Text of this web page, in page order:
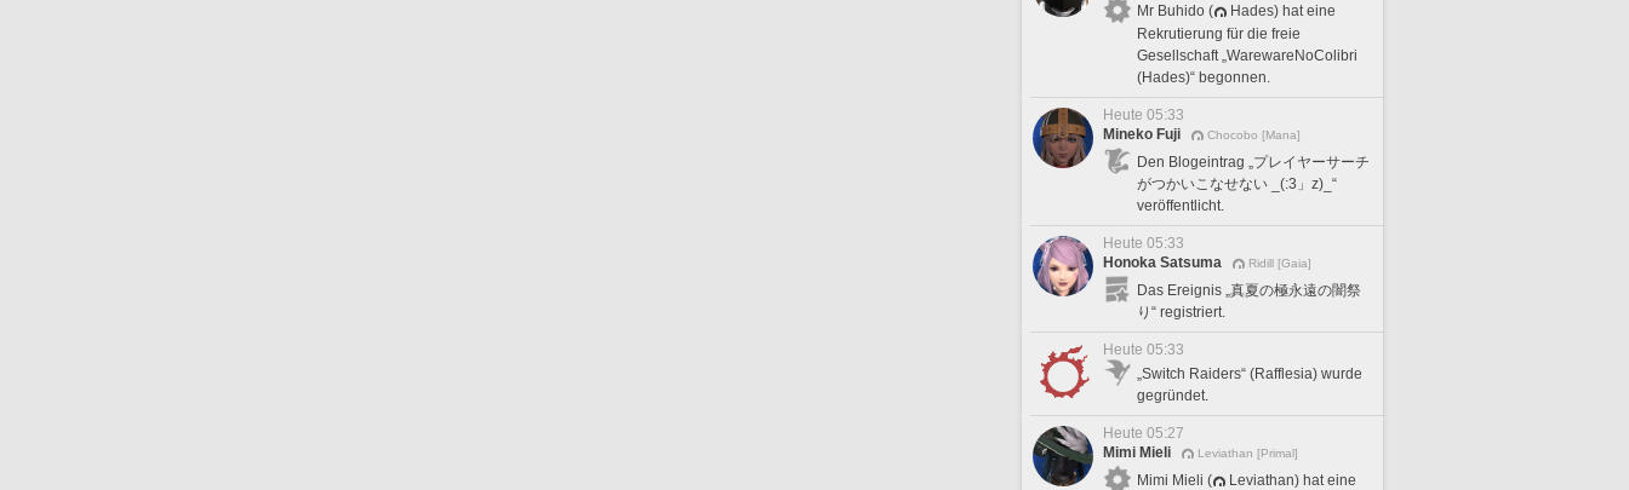
Mr Buhido (
Hades) hat eine
Rekrutierung für die freie
Gesellschaft „WarewareNoColibri
(Hades)“ begonnen.
Heute 05:33
Mineko Fuji
Chocobo [Mana]
Den Blogeintrag „プレイヤーサーチ
がつかいこなせない _(:3」z)_“
veröffentlicht.
Heute 05:33
Honoka Satsuma
Ridill [Gaia]
Das Ereignis „真夏の極永遠の闇祭
り“ registriert.
Heute 05:33
„Switch Raiders“ (Rafflesia) wurde
gegründet.
Heute 05:27
Mimi Mieli
Leviathan [Primal]
Mimi Mieli (
Leviathan) hat eine